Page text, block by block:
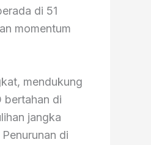
di 51
momentum
mendukung
bertahan di
jangka
di